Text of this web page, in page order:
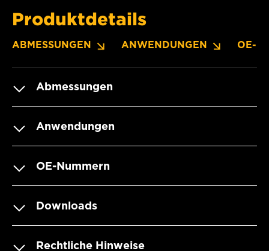
Produktdetails
ABMESSUNGEN ANWENDUNGEN OE-
Abmessungen
Anwendungen
OE-Nummern
Downloads
Rechtliche Hinweise